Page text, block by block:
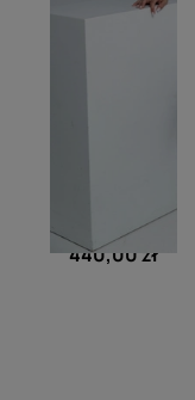
Equestrian
440,00 zł